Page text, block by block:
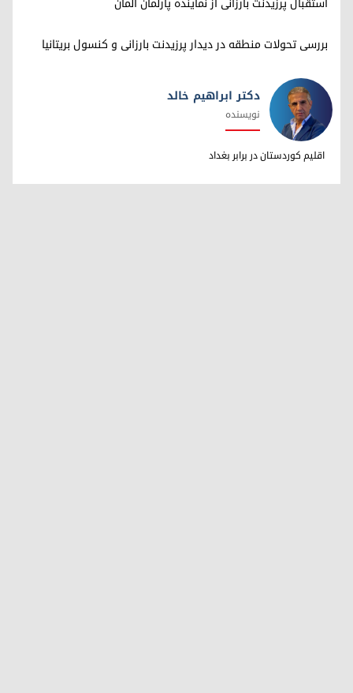
بررسی تحولات منطقه در دیدار پرزیدنت بارزانی و کنسول بریتانیا
دکتر ابراهیم خالد
دکتر ابراهیم خالد
نویسنده
اقلیم کوردستان در برابر بغداد